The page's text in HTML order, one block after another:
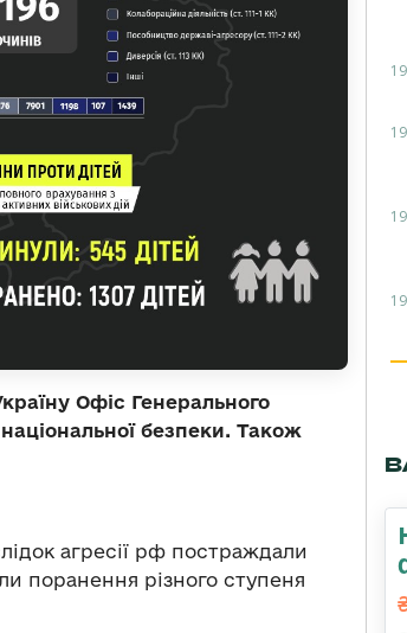
Офіс Генерального
безпеки. Також
агресії рф постраждали
поранення різного ступеня